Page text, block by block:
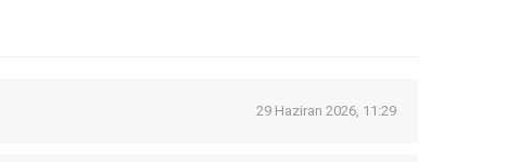
29 Haziran 2026, 11:29